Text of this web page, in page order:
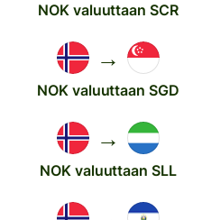
NOK valuuttaan SCR
→
NOK valuuttaan SGD
→
NOK valuuttaan SLL